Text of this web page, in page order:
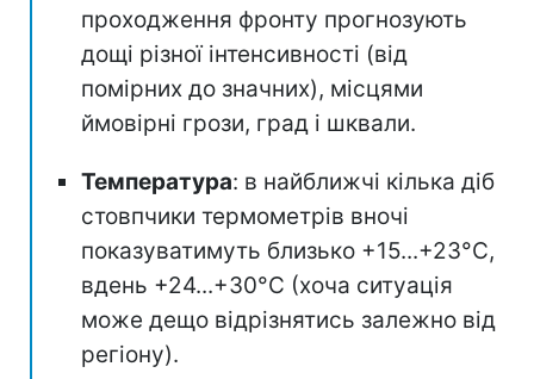
проходження фронту прогнозують
дощі різної інтенсивності (від
помірних до значних), місцями
ймовірні грози, град і шквали.
Температура: в найближчі кілька діб
стовпчики термометрів вночі
показуватимуть близько +15...+23°С,
вдень +24...+30°C (хоча ситуація
може дещо відрізнятись залежно від
регіону).